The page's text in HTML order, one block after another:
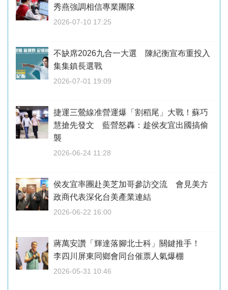
秀燕強調相信專業團隊
2026-07-10 17:25
不缺席2026九合一大選 陳紀衡宣布重投入
集集鎮長選戰
2026-07-01 19:09
捷運三鶯線准營運爆「割稻尾」大戰！蘇巧
慧搶先發文 藍營怒轟：趁侯友宜出國搞偷
襲
2026-06-24 11:28
侯友宜率團赴美芝加哥參訪交流 會見美方
政商代表深化台美產業連結
2026-06-22 16:00
蔣萬安讚「輝達落腳北士科」關鍵推手！
李四川屏東同鄉會同台催票人氣爆棚
2026-05-31 10:46